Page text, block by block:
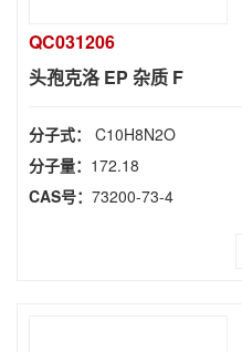
QC031206
头孢克洛 EP 杂质 F
分子式： C10H8N2O
分子量： 172.18
CAS号： 73200-73-4